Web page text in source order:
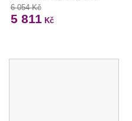
6 054 Kč
5 811 Kč